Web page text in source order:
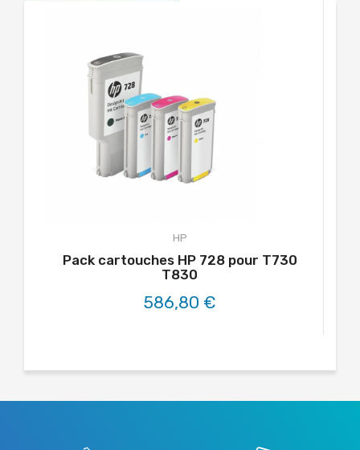
HP
Pack cartouches HP 728 pour T730
T830
586,80 €